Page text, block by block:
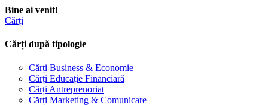
Bine ai venit!
Cărți
Cărți după tipologie
Cărți Business & Economie
Cărți Educație Financiară
Cărți Antreprenoriat
Cărți Marketing & Comunicare